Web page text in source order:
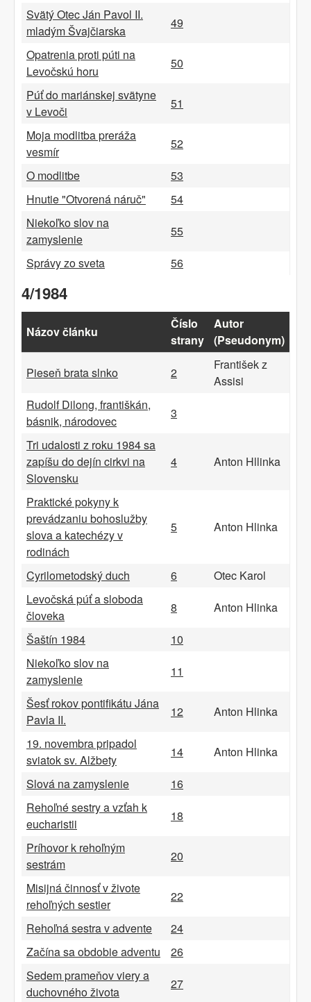
Svätý Otec Ján Pavol II.
mladým Švajčiarska
49
Opatrenia proti púti na
Levočskú horu
50
Púť do mariánskej svätyne
v Levoči
51
Moja modlitba preráža
vesmír
52
O modlitbe
53
Hnutie "Otvorená náruč"
54
Niekoľko slov na
zamyslenie
55
Správy zo sveta
56
4/1984
Názov článku
Číslo
strany
Autor
(Pseudonym)
Pieseň brata slnko 2
František z
Assisi
Rudolf Dilong, františkán,
básnik, národovec
3
Tri udalosti z roku 1984 sa
zapíšu do dejín cirkvi na
Slovensku
4 Anton Hllinka
Praktické pokyny k
prevádzaniu bohoslužby
slova a katechézy v
rodinách
5 Anton Hlinka
Cyrilometodský duch 6
Otec Karol
Levočská púť a sloboda
človeka
8
Anton Hlinka
Šaštín 1984
10
Niekoľko slov na
zamyslenie
11
Šesť rokov pontifikátu Jána
Pavla II.
12
Anton Hlinka
19. novembra pripadol
sviatok sv. Alžbety
14
Anton Hlinka
Slová na zamyslenie
16
Rehoľné sestry a vzťah k
eucharistii
18
Príhovor k rehoľným
sestrám
20
Misijná činnosť v živote
rehoľných sestier
22
Rehoľná sestra v advente
24
Začína sa obdobie adventu
26
Sedem prameňov viery a
duchovného života
27